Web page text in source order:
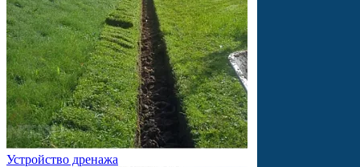
Устройство дренажа